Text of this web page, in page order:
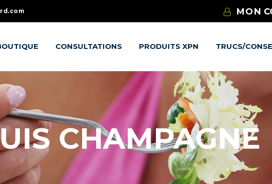
MON
CONSULTATIONS PRODUITS XPN TRUCS/
CHAMPAGNE